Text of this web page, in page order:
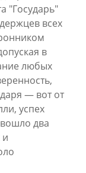
"Государь"
всех
в
любых
— вот от
успех
два
и